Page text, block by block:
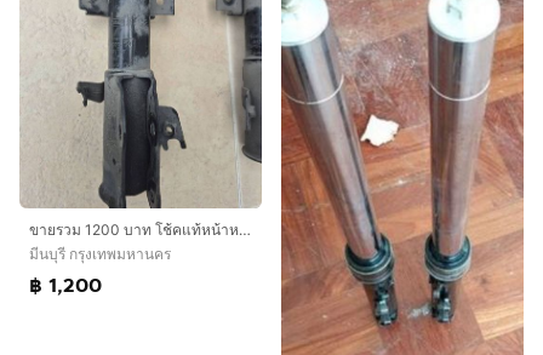
ขายรวม 1200 บาท โช้คแท้หน้าหลังสภาพใช้งานได้ปกติ โช้คหลังซ้ายรั้ว ลูกปืนหลังขวารถ mazda2 ปี 2012 ราคาต่อรองได้ครับ
มีนบุรี กรุงเทพมหานคร
฿ 1,200